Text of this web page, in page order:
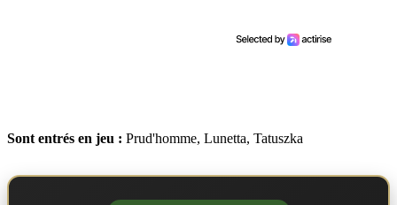
Sont entrés en jeu : Prud'homme, Lunetta, Tatuszka